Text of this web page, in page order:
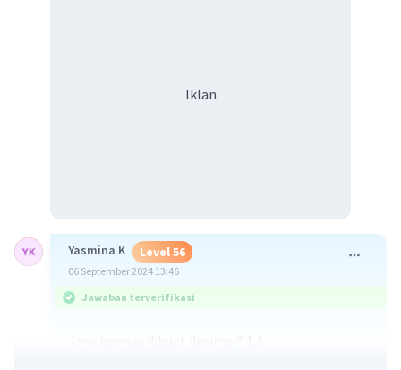
Iklan
Yasmina K Level 56
06 September 2024 13:46
Jawaban terverifikasi